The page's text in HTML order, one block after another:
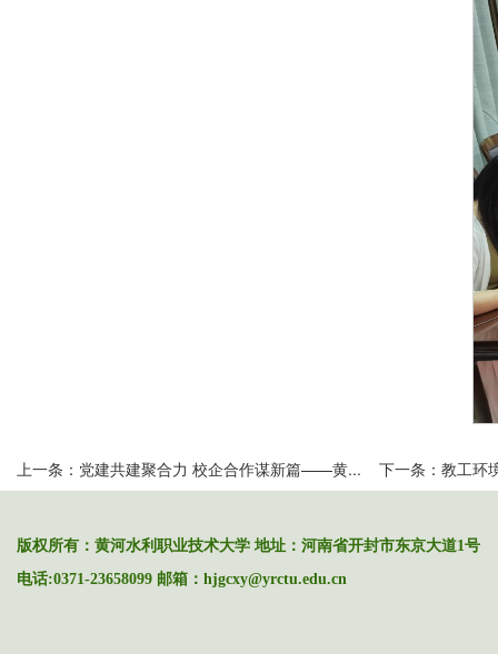
上一条： 党建共建聚合力 校企合作谋新篇——黄... 下一条： 教工环
版权所有：黄河水利职业技术大学 地址：河南省开封市东京大道1号
电话:0371-23658099 邮箱：hjgcxy@yrctu.edu.cn